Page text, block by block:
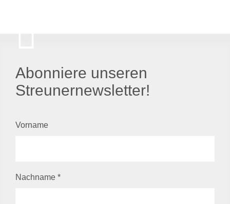
Abonniere unseren
Streunernewsletter!
Vorname
Nachname *